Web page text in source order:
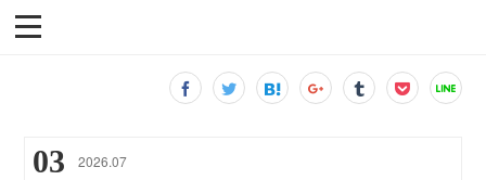
03 2026.07